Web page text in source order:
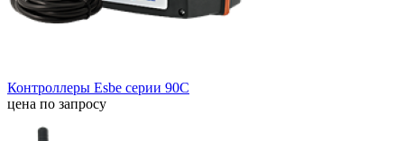
Контроллеры Esbe серии 90C
цена по запросу